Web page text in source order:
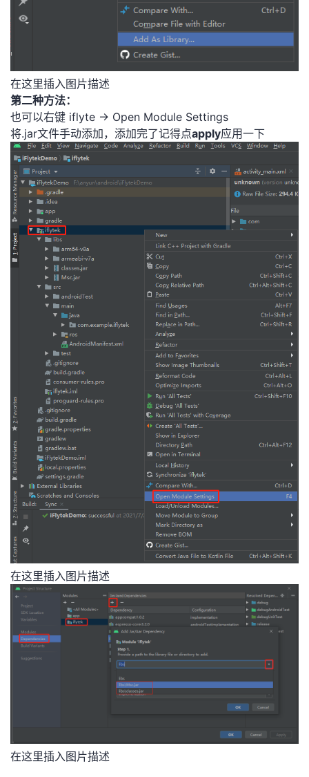
在这里插入图片描述
第二种方法：
也可以右键 iflyte -> Open Module Settings
将.jar文件手动添加，添加完了记得点apply应用一下
在这里插入图片描述
在这里插入图片描述